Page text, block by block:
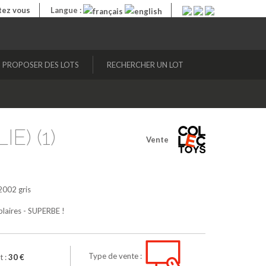
vous Langue :
PROPOSER DES LOTS RECHERCHER UN LOT
Vente
(1)
gris
- SUPERBE !
:30 € Type de vente :